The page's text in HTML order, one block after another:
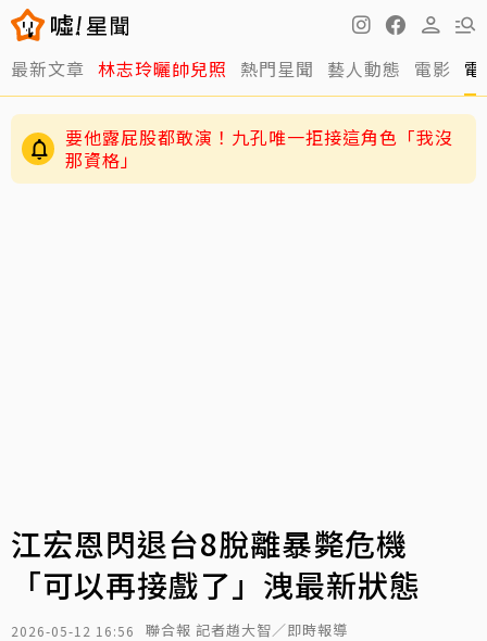
最新文章 林志玲曬帥兒照 熱門星聞 藝人動態 電影
要他露屁股都敢演！九孔唯一拒接這角色「我沒
那資格」
江宏恩閃退台8脫離暴斃危機
「可以再接戲了」洩最新狀態
2026-05-12 16:56 聯合報 記者趙大智／即時報導